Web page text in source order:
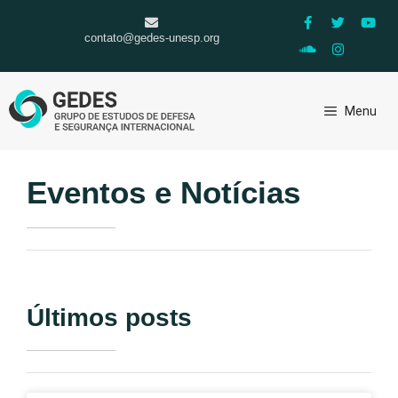
contato@gedes-unesp.org
Menu
Eventos e Notícias
Últimos posts